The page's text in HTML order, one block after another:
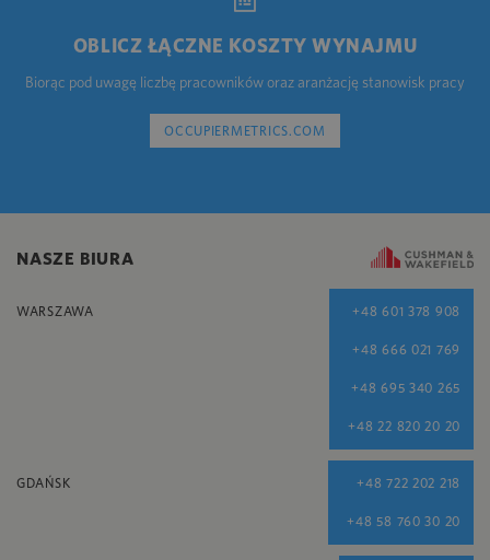
OBLICZ ŁĄCZNE KOSZTY WYNAJMU
Biorąc pod uwagę liczbę pracowników oraz aranżację stanowisk pracy
OCCUPIERMETRICS.COM
NASZE BIURA
WARSZAWA +48 601 378 908
+48 666 021 769
+48 695 340 265
+48 22 820 20 20
GDAŃSK +48 722 202 218
+48 58 760 30 20